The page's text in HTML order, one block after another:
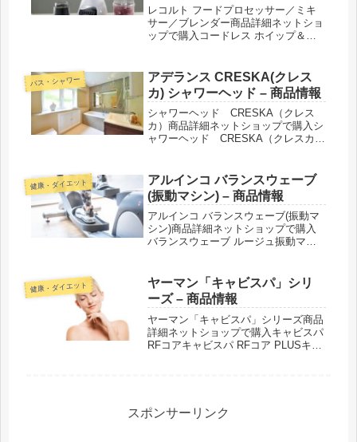
レコルト フードプロセッサー／ミキ
サー／ブレンダー商品詳細ネットショ
ップで購入コードレス ホイップ＆チ
（R）コールドプレスジューサー ミニ
カラー：ホワイト／セー...
バス・シャワー
アデランス CRESKA(クレス
カ) シャワーヘッド – 商品情報
シャワーヘッド CRESKA（クレス
カ）商品詳細ネットショップで購入シ
ャワーヘッド CRESKA（クレスカ）
健康・ダイエット
アルインコ バランスウェーブ
(振動マシン) – 商品情報
アルインコ バランスウェーブ(振動マ
シン)商品詳細ネットショップで購入
バランスウェーブ ルージュ振動マシ
ブコンパクト紹介された番組こんな商
品もおススメ！
健康・ダイエット
ヤーマン「キャビスパ」シリ
ーズ – 商品情報
ヤーマン「キャビスパ」シリーズ商品
詳細ネットショップで購入キャビスパ
RFコアキャビスパ RFコア PLUSキャ
スポンサーリンク